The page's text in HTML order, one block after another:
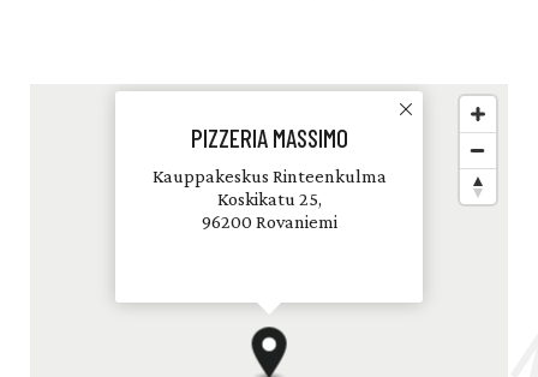
PIZZERIA MASSIMO
Kauppakeskus Rinteenkulma
Koskikatu 25,
96200 Rovaniemi